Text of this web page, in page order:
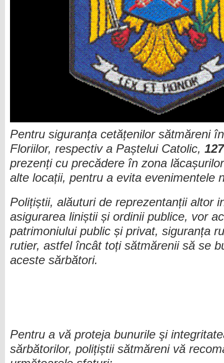
Pentru siguranța cetățenilor sătmăreni
Floriilor, respectiv a Paștelui Catolic, 127
prezenți cu precădere în zona
alte locații, pentru a evita evenimentele
Polițiștii, alăuturi de reprezentanții altor
asigurarea liniștii și ordinii publice, vor
patrimoniului public și privat, siguranța
rutier, astfel încât toți sătmărenii să se
aceste sărbători.
Pentru a vă proteja bunurile şi
sărbătorilor, polițiștii sătmăreni vă